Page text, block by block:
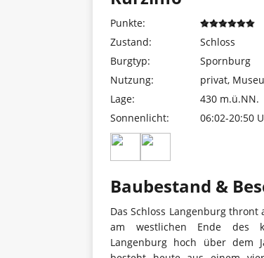
Punkte:
Zustand:
Schloss
Burgtyp:
Spornburg
Nutzung:
privat,
Lage:
430 m.ü.NN.
Sonnenlicht:
06:02-20:50
Baubestand &
Das Schloss Langenburg thront
am westlichen Ende des
Langenburg hoch über dem